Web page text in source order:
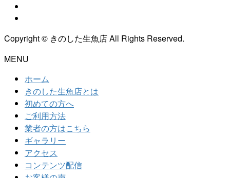
Copyright © きのした生魚店 All Rights Reserved.
MENU
ホーム
きのした生魚店とは
初めての方へ
ご利用方法
業者の方はこちら
ギャラリー
アクセス
コンテンツ配信